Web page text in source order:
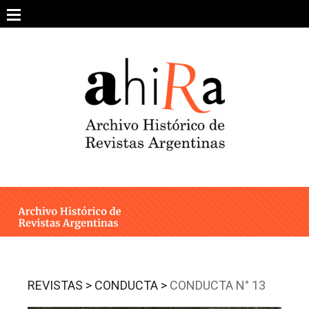
content
ARCHIVO DE REVISTAS
ESTUDIOS CRÍTICOS
INTEGRANTES
REVISTAS > CONDUCTA > CONDUCTA N° 13